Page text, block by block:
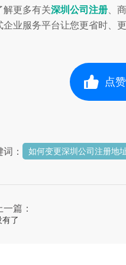
解更多有关深圳公司注册 、
企业服务平台让您更省时、
点赞
： 如何变更深圳公司注册地
一篇：
有了